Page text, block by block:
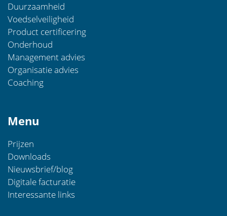
Duurzaamheid
Voedselveiligheid
Product certificering
Onderhoud
Management advies
Organisatie advies
Coaching
Menu
Prijzen
Downloads
Nieuwsbrief/blog
Digitale facturatie
Interessante links